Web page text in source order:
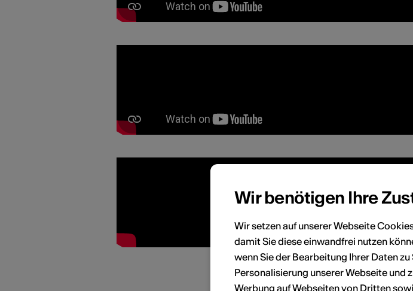
Wir benötigen Ihre
Wir setzen auf unserer Webseite
damit Sie diese einwandfrei nutzen
wenn Sie der Bearbeitung Ihrer Daten
Personalisierung unserer Webseite und
Werbung auf Webseiten von Dritten